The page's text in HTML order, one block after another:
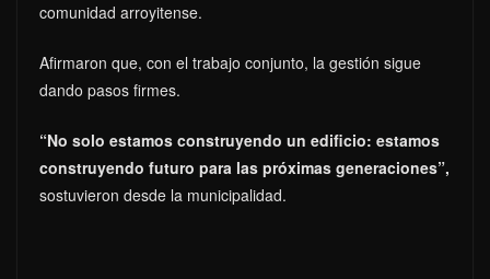
comunidad arroyitense.
Afirmaron que, con el trabajo conjunto, la gestión sigue
dando pasos firmes.
“No solo estamos construyendo un edificio: estamos
construyendo futuro para las próximas generaciones”,
sostuvieron desde la municipalidad.